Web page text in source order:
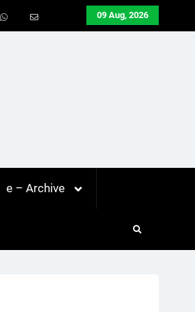
09 Aug, 2026
e – Archive